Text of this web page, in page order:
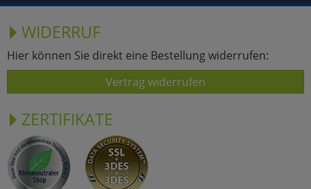
WIDERRUF
Hier können Sie direkt eine Bestellung widerrufen:
Vertrag widerrufen
ZERTIFIKATE